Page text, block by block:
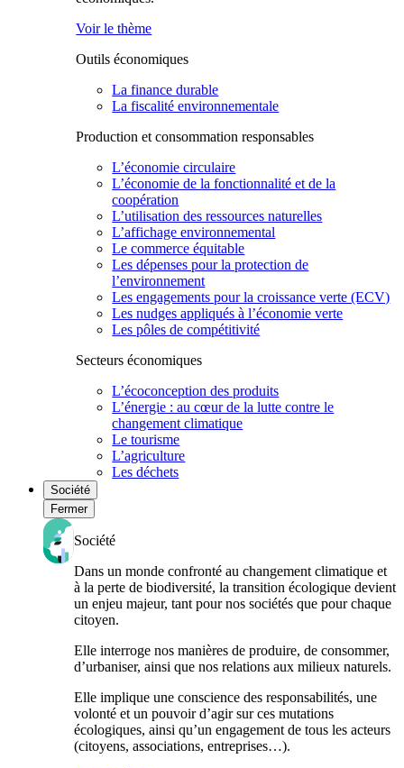
Voir le thème
Outils économiques
La finance durable
La fiscalité environnementale
Production et consommation responsables
L’économie circulaire
L’économie de la fonctionnalité et de la
coopération
L’utilisation des ressources naturelles
L’affichage environnemental
Le commerce équitable
Les dépenses pour la protection de
l’environnement
Les engagements pour la croissance verte (ECV)
Les nudges appliqués à l’économie verte
Les pôles de compétitivité
Secteurs économiques
L’écoconception des produits
L’énergie : au cœur de la lutte contre le
changement climatique
Le tourisme
L’agriculture
Les déchets
Société
Fermer
Société
Dans un monde confronté au changement climatique et
à la perte de biodiversité, la transition écologique devient
un enjeu majeur, tant pour nos sociétés que pour chaque
citoyen.
Elle interroge nos manières de produire, de consommer,
d’urbaniser, ainsi que nos relations aux milieux naturels.
Elle implique une conscience des responsabilités, une
volonté et un pouvoir d’agir sur ces mutations
écologiques, ainsi qu’un engagement de tous les acteurs
(citoyens, associations, entreprises…).